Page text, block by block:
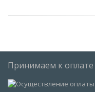
Принимаем к оплате